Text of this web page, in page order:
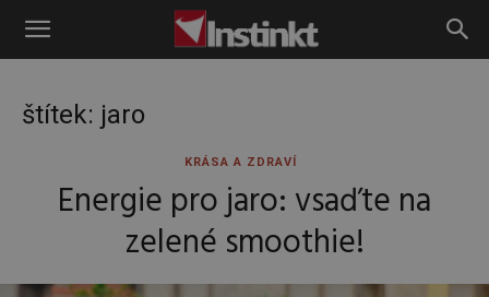
Instinkt
štítek: jaro
KRÁSA A ZDRAVÍ
Energie pro jaro: vsaďte na
zelené smoothie!